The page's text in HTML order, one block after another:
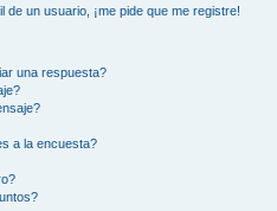
un usuario, ¡me pide que me registre!
una respuesta?
a la encuesta?